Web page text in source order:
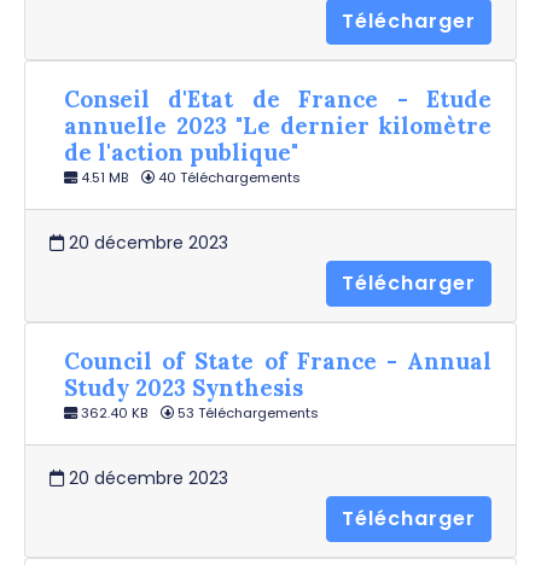
Télécharger
Conseil d'Etat de France - Etude
annuelle 2023 "Le dernier kilomètre
de l'action publique"
4.51 MB 40 Téléchargements
20 décembre 2023
Télécharger
Council of State of France - Annual
Study 2023 Synthesis
362.40 KB 53 Téléchargements
20 décembre 2023
Télécharger